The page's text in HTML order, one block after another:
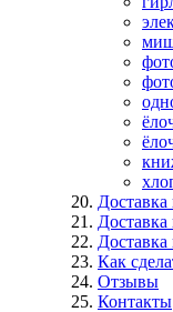
Как
Отзывы
Контакты